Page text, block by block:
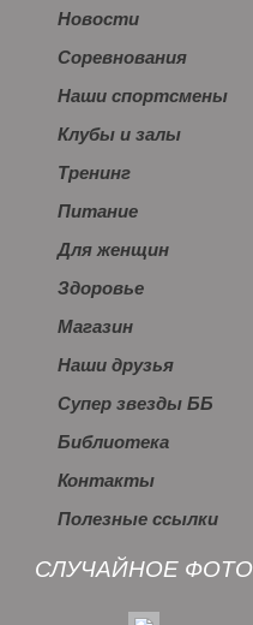
Новости
Соревнования
Наши спортсмены
Клубы и залы
Тренинг
Питание
Для женщин
Здоровье
Магазин
Наши друзья
Супер звезды ББ
Библиотека
Контакты
Полезные ссылки
СЛУЧАЙНОЕ ФОТО